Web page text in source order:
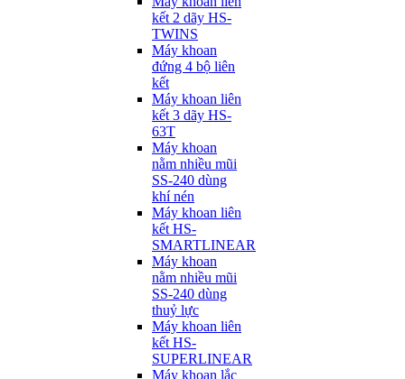
kết 2 dãy HS-
TWINS
Máy khoan
đứng 4 bộ liên
kết
Máy khoan liên
kết 3 dãy HS-
63T
Máy khoan
nằm nhiều mũi
SS-240 dùng
khí nén
Máy khoan liên
kết HS-
SMARTLINEAR
Máy khoan
nằm nhiều mũi
SS-240 dùng
thuỷ lực
Máy khoan liên
kết HS-
SUPERLINEAR
Máy khoan lắc